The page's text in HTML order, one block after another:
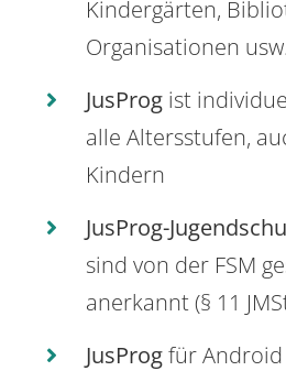
Kindergärten,
Organisationen usw.
JusProg ist
alle Altersstufen,
Kindern
JusProg-
sind von der FSM
anerkannt (§ 11
JusProgfür